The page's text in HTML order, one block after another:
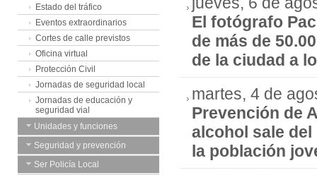
Estado del tráfico
Eventos extraordinarios
Cortes de calle previstos
Oficina virtual
Protección Civil
Jornadas de seguridad local
Jornadas de educación y
seguridad vial
Unidades y funciones
Seguridad y prevención
Ser Policía Local
El fotógrafo
de más de
de la ciudad a
martes, 4 de
Prevención de
alcohol sale
la población